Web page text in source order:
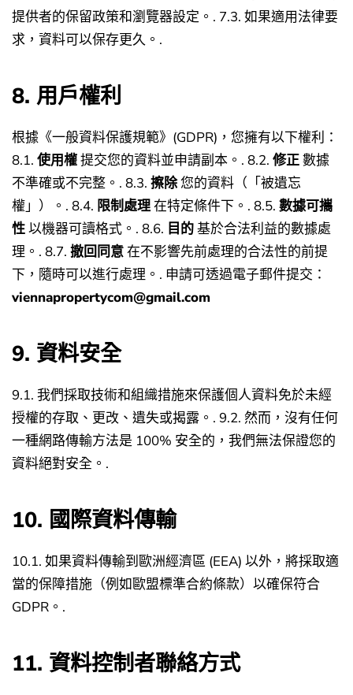
提供者的保留政策和瀏覽器設定。. 7.3. 如果適用法律要
求，資料可以保存更久。.
8. 用戶權利
根據《一般資料保護規範》(GDPR)，您擁有以下權利：
8.1. 使用權提交您的資料並申請副本。. 8.2. 修正數據
不準確或不完整。. 8.3. 擦除您的資料（「被遺忘
權」）。. 8.4. 限制處理在特定條件下。. 8.5. 數據可攜
性以機器可讀格式。. 8.6. 目的基於合法利益的數據處
理。. 8.7. 撤回同意在不影響先前處理的合法性的前提
下，隨時可以進行處理。. 申請可透過電子郵件提交：
viennapropertycom@gmail.com
9. 資料安全
9.1. 我們採取技術和組織措施來保護個人資料免於未經
授權的存取、更改、遺失或揭露。. 9.2. 然而，沒有任何
一種網路傳輸方法是 100% 安全的，我們無法保證您的
資料絕對安全。.
10. 國際資料傳輸
10.1. 如果資料傳輸到歐洲經濟區 (EEA) 以外，將採取適
當的保障措施（例如歐盟標準合約條款）以確保符合
GDPR。.
11. 資料控制者聯絡方式